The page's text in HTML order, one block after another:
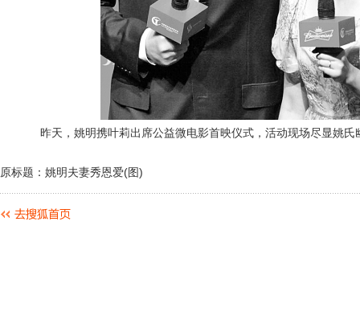
昨天，姚明携叶莉出席公益微电影首映仪式，活动现场尽显姚氏
原标题：姚明夫妻秀恩爱(图)